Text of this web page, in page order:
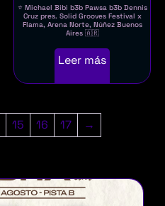
⭐ Michael Bibi b3b Pawsa b3b Dennis
Cruz pres. Solid Grooves Festival x
Flama, Arena Norte, Núñez Buenos
Aires 🇦🇷
Leer más
15 16 17 →